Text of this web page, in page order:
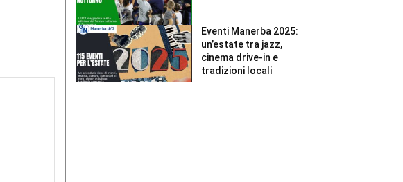
Eventi Manerba 2025:
un’estate tra jazz,
cinema drive-in e
tradizioni locali